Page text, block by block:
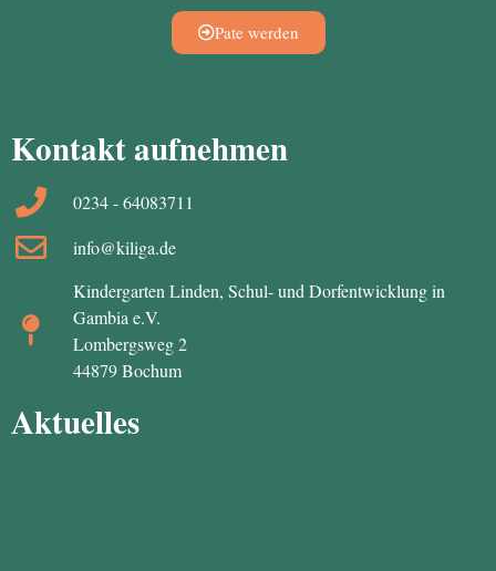
Pate werden
Kontakt aufnehmen
0234 - 64083711
info@kiliga.de
Kindergarten Linden, Schul- und Dorfentwicklung in
Gambia e.V.
Lombergsweg 2
44879 Bochum
Aktuelles